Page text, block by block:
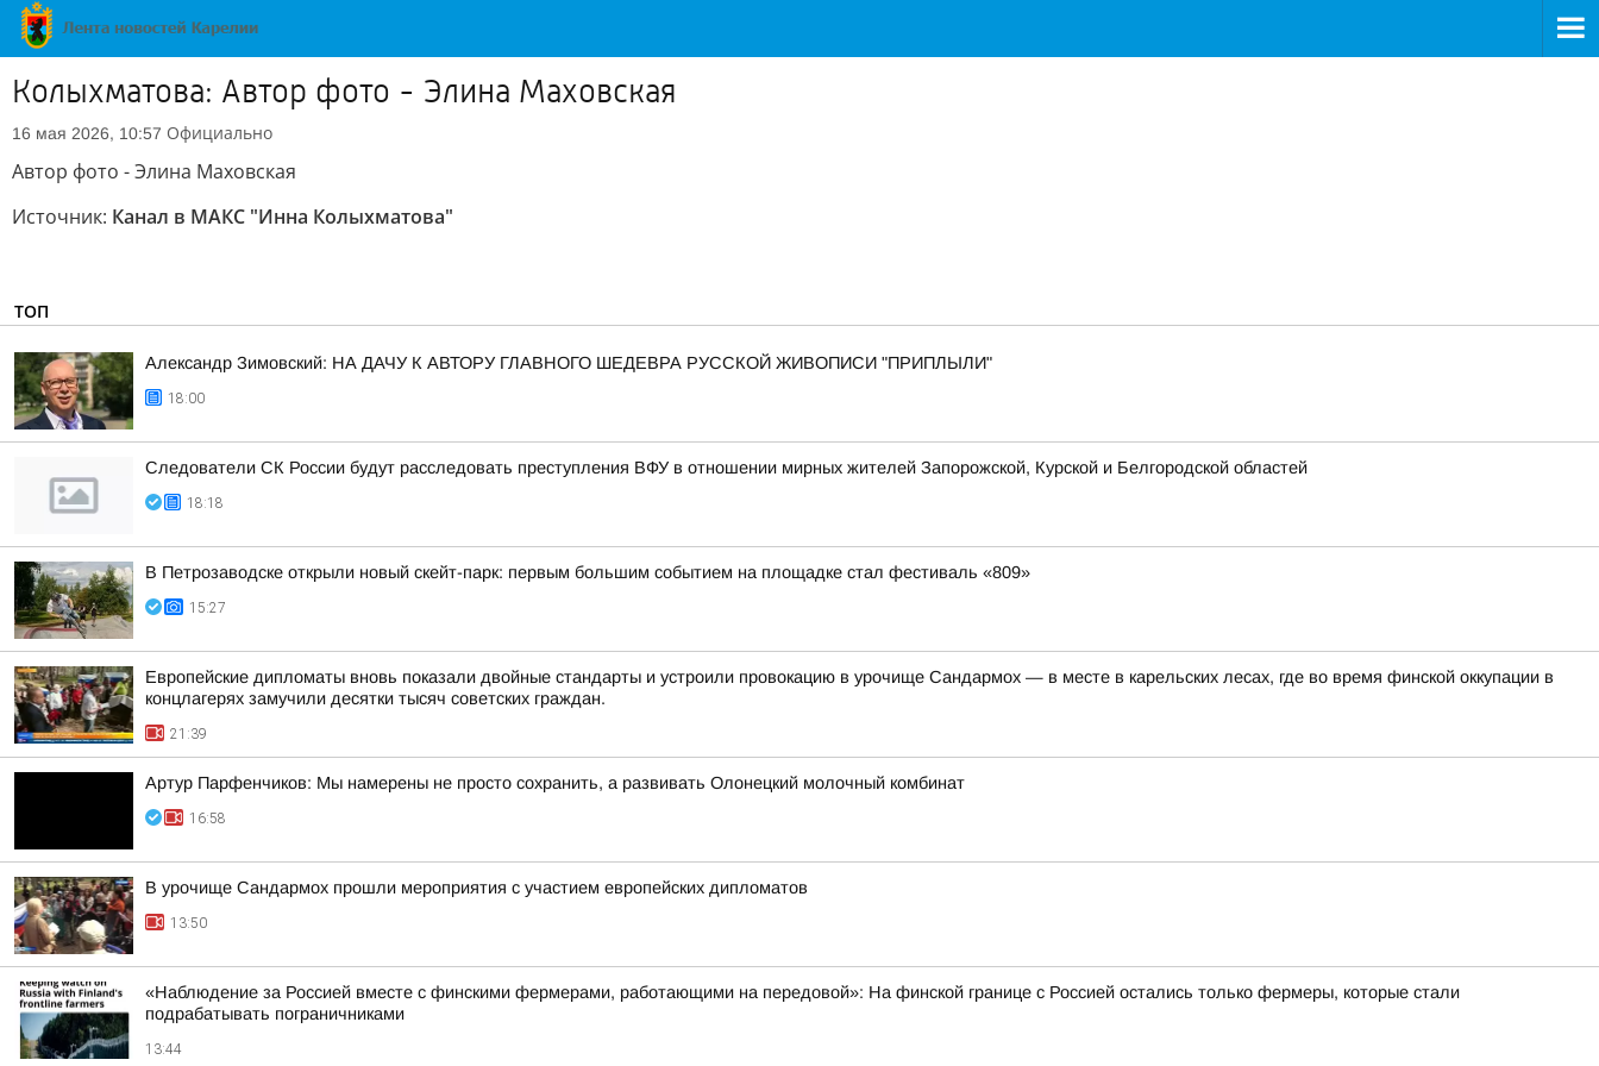
Колыхматова: Автор фото - Элина Маховская
16 мая 2026, 10:57 Официально
Автор фото - Элина Маховская
Источник: Канал в МАКС "Инна Колыхматова"
ТОП
Александр Зимовский: НА ДАЧУ К АВТОРУ ГЛАВНОГО ШЕДЕВРА РУССКОЙ ЖИВОПИСИ "ПРИПЛЫЛИ"
18:00
Следователи СК России будут расследовать преступления ВФУ в отношении мирных жителей Запорожской, Курской и Белгородской областей
18:18
В Петрозаводске открыли новый скейт-парк: первым большим событием на площадке стал фестиваль «809»
15:27
Европейские дипломаты вновь показали двойные стандарты и устроили провокацию в урочище Сандармох — в месте в карельских лесах, где во время финской оккупации в
концлагерях замучили десятки тысяч советских граждан.
21:39
Артур Парфенчиков: Мы намерены не просто сохранить, а развивать Олонецкий молочный комбинат
16:58
В урочище Сандармох прошли мероприятия с участием европейских дипломатов
13:50
«Наблюдение за Россией вместе с финскими фермерами, работающими на передовой»: На финской границе с Россией остались только фермеры, которые стали
подрабатывать пограничниками
13:44